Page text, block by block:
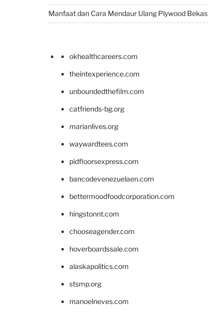
Manfaat dan Cara Mendaur Ulang Plywood Bekas
okhealthcareers.com
theintexperience.com
unboundedthefilm.com
catfriends-bg.org
marianlives.org
waywardtees.com
pidfloorsexpress.com
bancodevenezuelaen.com
bettermoodfoodcorporation.com
hingstonnt.com
chooseagender.com
hoverboardssale.com
alaskapolitics.com
stsmp.org
manoelneves.com